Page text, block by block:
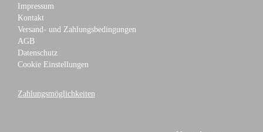
Impressum
Kontakt
Versand- und Zahlungsbedingungen
AGB
Datenschutz
Cookie Einstellungen
Zahlungsmöglichkeiten